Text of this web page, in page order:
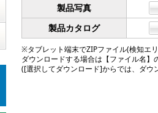
製品写真
製品カタログ
※タブレット端末でZIPファイル(検知エ
ダウンロードする場合は【ファイル名
([選択してダウンロード]からでは、ダ